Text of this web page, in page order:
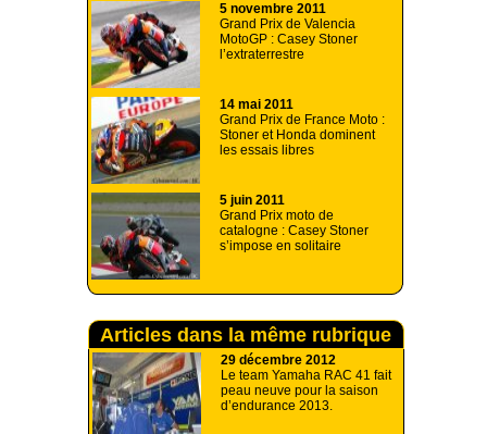
5 novembre 2011
Grand Prix de Valencia
MotoGP : Casey Stoner
l’extraterrestre
14 mai 2011
Grand Prix de France Moto :
Stoner et Honda dominent
les essais libres
5 juin 2011
Grand Prix moto de
catalogne : Casey Stoner
s’impose en solitaire
Articles dans la même rubrique
29 décembre 2012
Le team Yamaha RAC 41 fait
peau neuve pour la saison
d’endurance 2013.